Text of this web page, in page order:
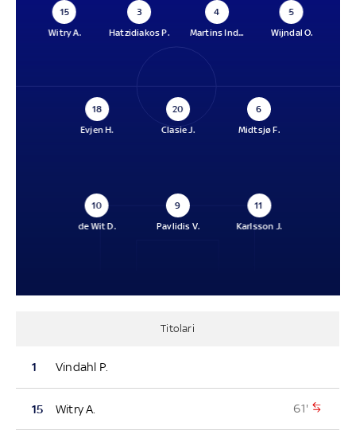
15
Witry A.
3
Hatzidiakos P.
4
Martins Ind...
5
Wijndal O.
18
Evjen H.
20
Clasie J.
6
Midtsjø F.
10
de Wit D.
9
Pavlidis V.
11
Karlsson J.
Titolari
1 Vindahl P.
15 Witry A. 61'